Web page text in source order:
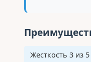
Жесткость 3 из 5